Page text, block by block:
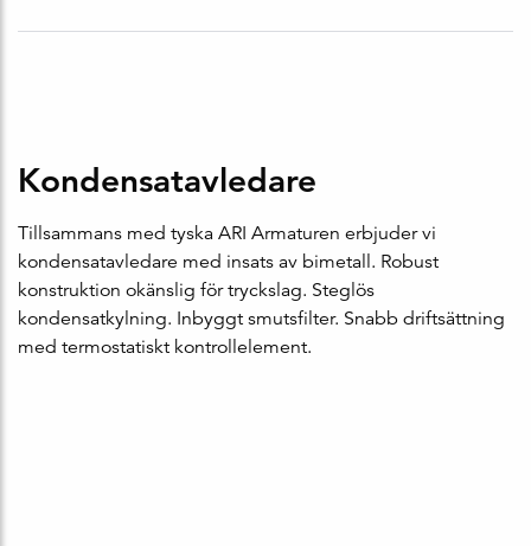
Kondensatavledare
Tillsammans med tyska ARI Armaturen erbjuder vi
kondensatavledare med insats av bimetall. Robust
konstruktion okänslig för tryckslag. Steglös
kondensatkylning. Inbyggt smutsfilter. Snabb driftsättning
med termostatiskt kontrollelement.